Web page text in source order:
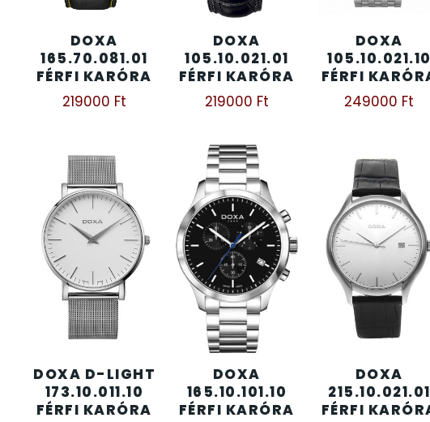
DOXA
165.70.081.01
FÉRFI KARÓRA
219000 Ft
DOXA
105.10.021.01
FÉRFI KARÓRA
219000 Ft
DOXA
105.10.021.10
FÉRFI
249000 Ft
DOXA D-LIGHT
173.10.011.10
FÉRFI KARÓRA
DOXA
165.10.101.10
FÉRFI KARÓRA
DOXA
215.10.021.01
FÉRFI
KENNETH COLE
LORUS 237
MÁRKÁS KARÓRA SZÍJAK
MASERATI 95
MORGAN 3
OKOSÓRA SZÍJAK
OKOSÓRÁK
ÖNGYÚJTÓK 83